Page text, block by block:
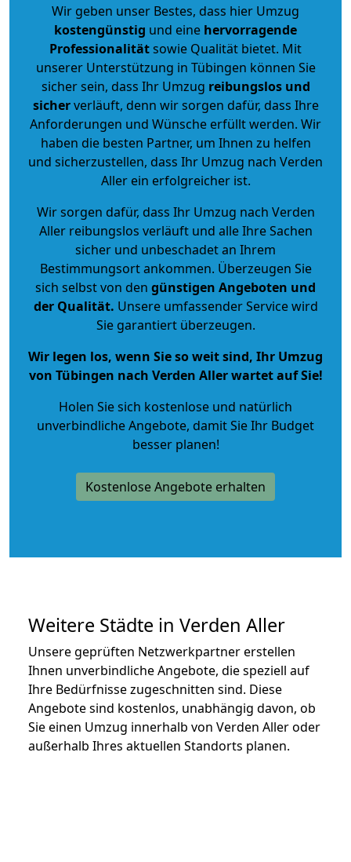
Wir geben unser Bestes, dass hier Umzug
kostengünstig und eine hervorragende
Professionalitätsowie Qualität bietet. Mit
unserer Unterstützung in Tübingen können Sie
sicher sein, dass Ihr Umzug reibungslos und
sicherverläuft, denn wir sorgen dafür, dass Ihre
Anforderungen und Wünsche erfüllt werden. Wir
haben die besten Partner, um Ihnen zu helfen
und sicherzustellen, dass Ihr Umzug nach Verden
Aller ein erfolgreicher ist.
Wir sorgen dafür, dass Ihr Umzug nach Verden
Aller reibungslos verläuft und alle Ihre Sachen
sicher und unbeschadet an Ihrem
Bestimmungsort ankommen. Überzeugen Sie
sich selbst von den günstigen Angeboten und
der Qualität. Unsere umfassender Service wird
Sie garantiert überzeugen.
Wir legen los, wenn Sie so weit sind, Ihr Umzug
von Tübingen nach Verden Aller wartet auf Sie!
Holen Sie sich kostenlose und natürlich
unverbindliche Angebote, damit Sie Ihr Budget
besser planen!
Kostenlose Angebote erhalten
Weitere Städte in Verden Aller
Unsere geprüften Netzwerkpartner erstellen
Ihnen unverbindliche Angebote, die speziell auf
Ihre Bedürfnisse zugeschnitten sind. Diese
Angebote sind kostenlos, unabhängig davon, ob
Sie einen Umzug innerhalb von Verden Aller oder
außerhalb Ihres aktuellen Standorts planen.